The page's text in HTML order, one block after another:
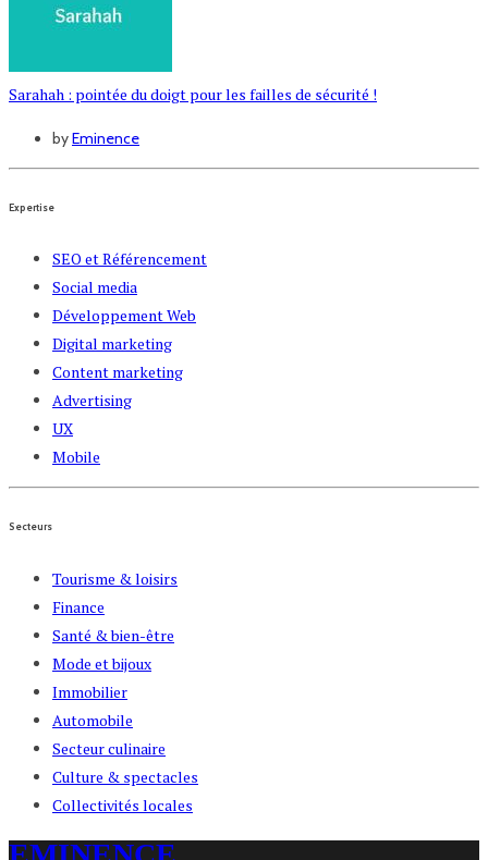
Sarahah : pointée du doigt pour les failles de sécurité !
byEminence
Expertise
SEO et Référencement
Social media
Développement Web
Digital marketing
Content marketing
Advertising
UX
Mobile
Secteurs
Tourisme & loisirs
Finance
Santé & bien-être
Mode et bijoux
Immobilier
Automobile
Secteur culinaire
Culture & spectacles
Collectivités locales